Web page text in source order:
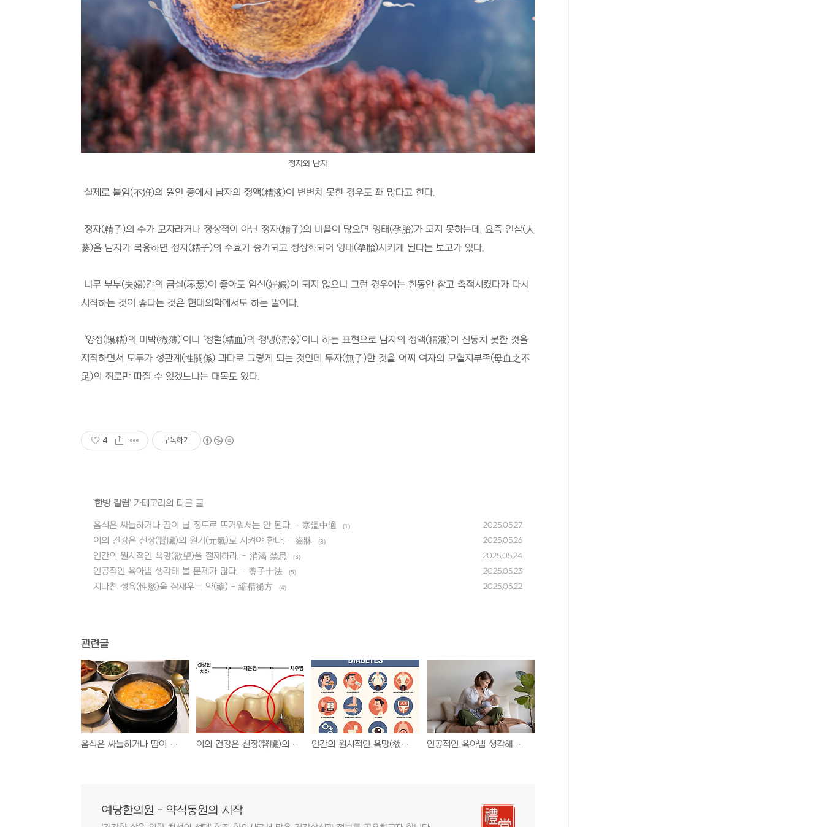
정자와 난자
실제로 불임(不姙)의 원인 중에서 남자의 정액(精液)이 변변치 못한 경우도 꽤 많다고 한다.
정자(精子)의 수가 모자라거나 정상적이 아닌 정자(精子)의 비율이 많으면 잉태(孕胎)가 되지 못하는데 , 요즘 인삼(人
蔘)을 남자가 복용하면 정자(精子)의 수효가 증가되고 정상화되어 잉태(孕胎)시키게 된다는 보고가 있다.
너무 부부(夫婦)간의 금실(琴瑟)이 좋아도 임신(妊娠)이 되지 않으니 그런 경우에는 한동안 참고 축적시켰다가 다시
시작하는 것이 좋다는 것은 현대의학에서도 하는 말이다.
‘양정(陽精)의 미박(微薄)’이니 ‘정혈(精血 )의 청냉(淸冷)’이니 하는 표현으로 남자의 정액(精液)이 신통치 못한 것을
지적하면서 모두가 성관계 (性關係) 과다로 그렇게 되는 것인데 무자(無子)한 것을 어찌 여자의 모혈지부족(母血之不
足)의 죄로만 따질 수 있겠느냐는 대목도 있다.
4 구독하기
'한방 칼럼' 카테고리의 다른 글
음식은 싸늘하거나 땀이 날 정도로 뜨거워서는 안 된다. - 寒溫中適 (1) 2025.05.27
이의 건강은 신장(腎臟)의 원기(元氣)로 지켜야 한다. - 齒牀 (3) 2025.05.26
인간의 원시적인 욕망(欲望)을 절제하라. - 消渴 禁忌 (3) 2025.05.24
인공적인 육아법 생각해 볼 문제가 많다. - 養子十法 (5) 2025.05.23
지나친 성욕(性慾)을 잠재우는 약(藥) - 縮精祕方 (4) 2025.05.22
관련글
음식은 싸늘하거나 땀이 날 정도로 뜨거워서는 안 된다. - 寒溫中適 이의 건강은 신장(腎臟)의 원기(元氣)로 지켜야 한다. - 齒牀 인간의 원시적인 욕망(欲望)을 절제하라. - 消渴 禁忌 인공적인 육아법 생각해 볼 문제가 많다. - 養子十法
예당한의원 - 약식동원의 시작